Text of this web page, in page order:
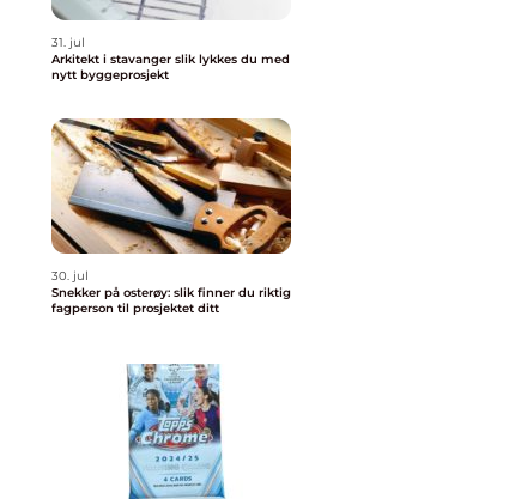
31. jul
Arkitekt i stavanger slik lykkes du med
nytt byggeprosjekt
30. jul
Snekker på osterøy: slik finner du riktig
fagperson til prosjektet ditt